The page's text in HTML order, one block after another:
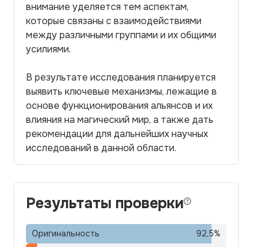
внимание уделяется тем аспектам,
которые связаны с взаимодействиями
между различными группами и их общими
усилиями.
В результате исследования планируется
выявить ключевые механизмы, лежащие в
основе функционирования альянсов и их
влияния на магический мир, а также дать
рекомендации для дальнейших научных
исследований в данной области.
Результаты проверки
Оригинальность 92,5%